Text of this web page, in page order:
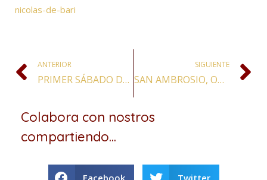
nicolas-de-bari
ANTERIOR
PRIMER SÁBADO DEL MES: DEVOCIÓN AL ROSARIO Y AL INMACULADO CORAZÓN DE MARÍA
SIGUIENTE
SAN AMBROSIO, OBISPO Y DOCTOR DE LA IGLESIA
Colabora con nostros
compartiendo...
Facebook Twitter